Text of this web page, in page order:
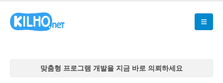
맞춤형 프로그램 개발을 지금 바로 의뢰하세요